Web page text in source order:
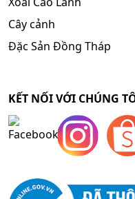
Cây cảnh
Đặc Sản Đồng Tháp
KẾT NỐI VỚI CHÚNG